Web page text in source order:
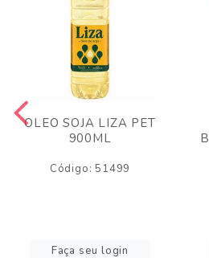
OLEO SOJA LIZA PET
900ML
Código: 51499
Faça seu login